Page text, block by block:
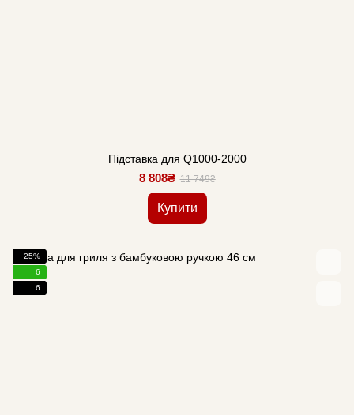
Підставка для Q1000-2000
8 808₴ 11 749₴
Купити
−25%
6
6